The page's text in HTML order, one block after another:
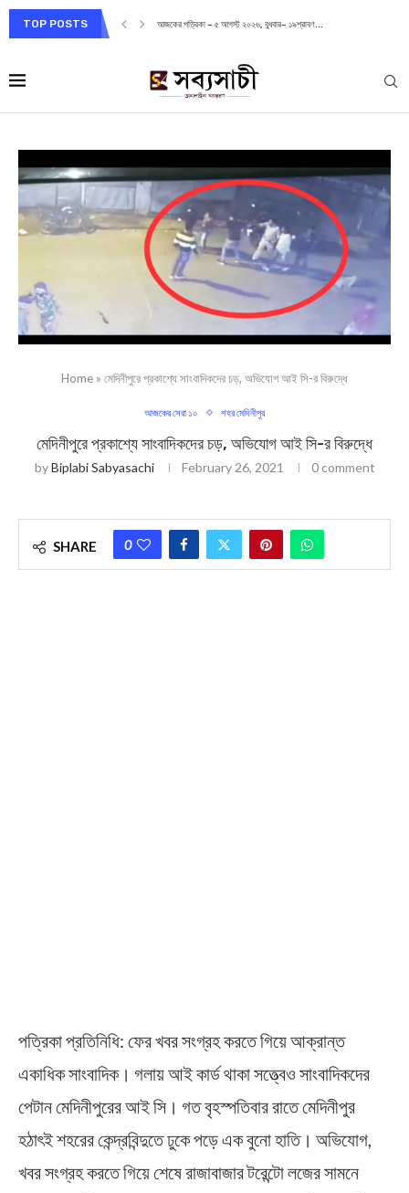
TOP POSTS আজকের পত্রিকা – ৫ আগস্ট ২০২৬, বুধবার– ১৯শ্রাবণ...
Home » মেদিনীপুরে প্রকাশ্যে সাংবাদিকদের চড়, অভিযোগ আই সি-র বিরুদ্ধে
আজকের সেরা ১০ শহর মেদিনীপুর
মেদিনীপুরে প্রকাশ্যে সাংবাদিকদের চড়, অভিযোগ আই সি-র বিরুদ্ধে
byBiplabi Sabyasachi February 26, 2021 0 comment
SHARE 0
পত্রিকা প্রতিনিধি: ফের খবর সংগ্রহ করতে গিয়ে আক্রান্ত
একাধিক সাংবাদিক। গলায় আই কার্ড থাকা সত্ত্বেও সাংবাদিকদের
পেটান মেদিনীপুরের আই সি। গত বৃহস্পতিবার রাতে মেদিনীপুর
হঠাৎই শহরের কেন্দ্রবিন্দুতে ঢুকে পড়ে এক বুনো হাতি। অভিযোগ,
খবর সংগ্রহ করতে গিয়ে শেষে রাজাবাজার টরেন্টো লজের সামনে